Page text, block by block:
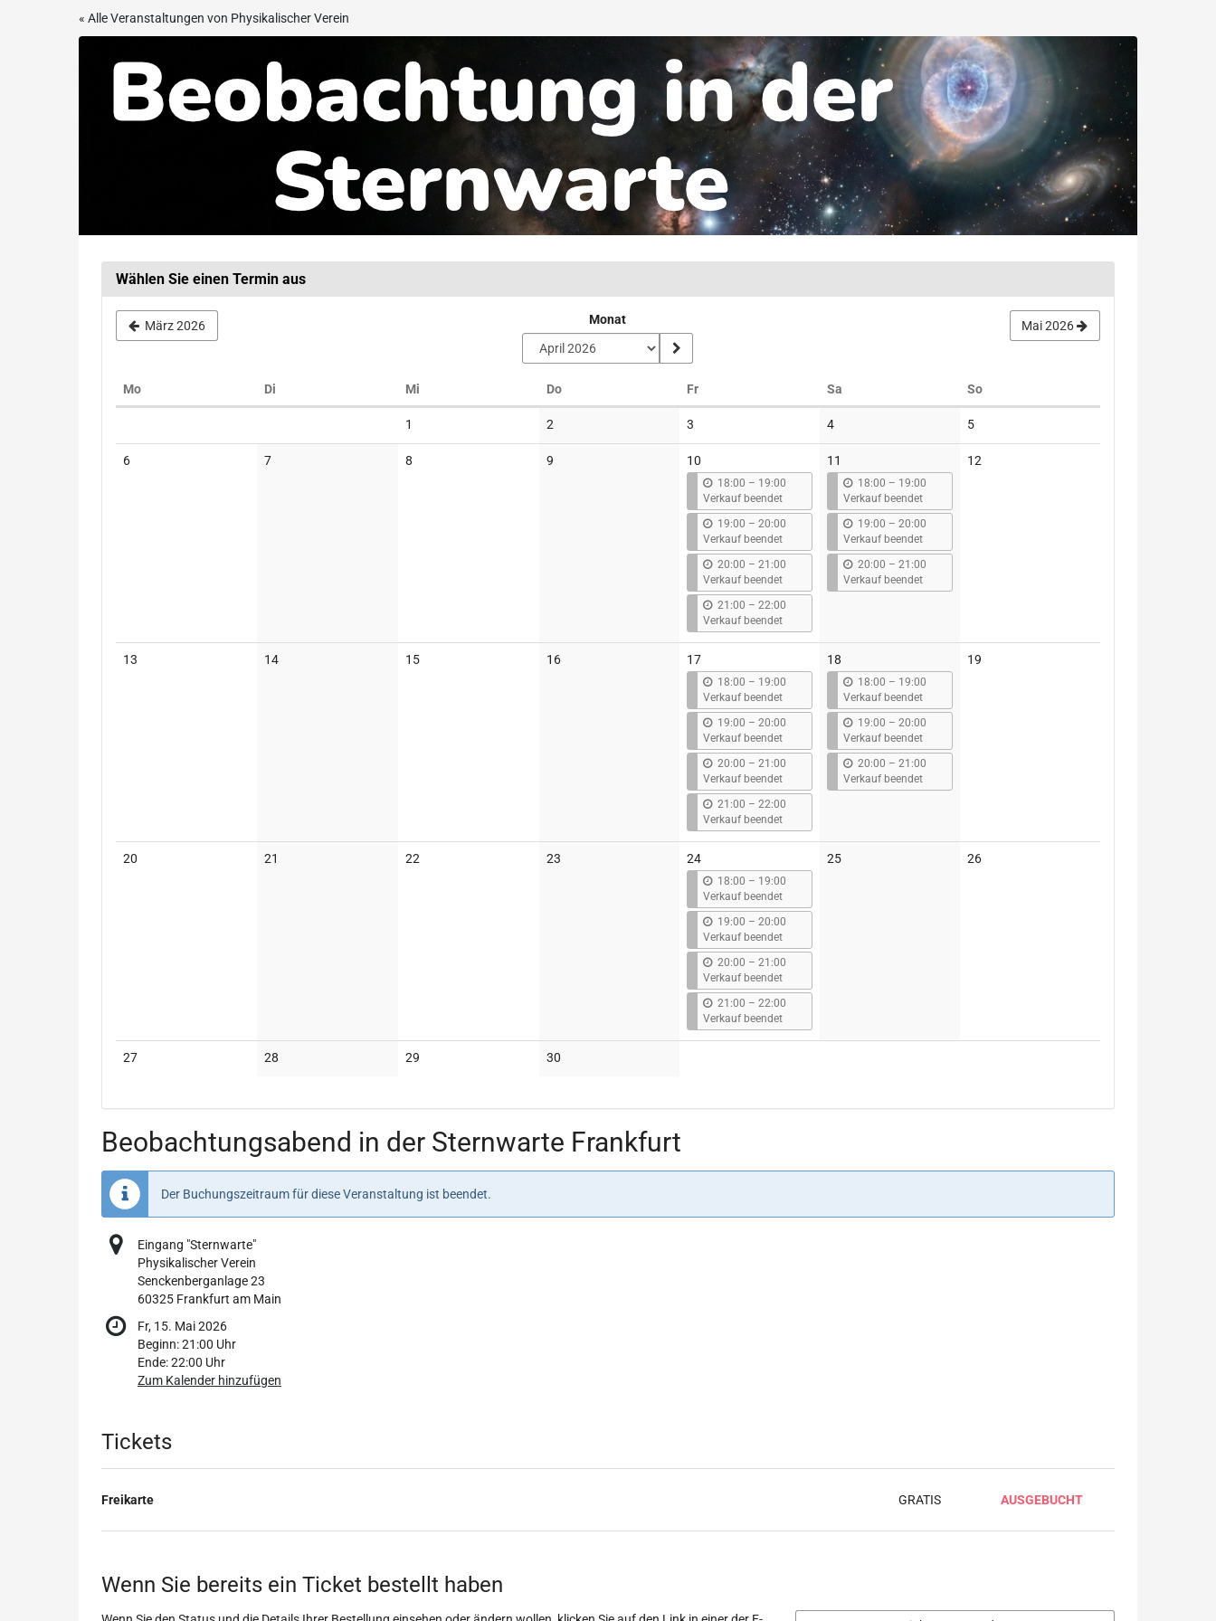
« Alle Veranstaltungen von Physikalischer Verein
Beobachtungsabend
der
Wählen Sie einen Termin aus
März 2026 Monat Mai 2026
MoMontag Di Mi DoDonnerstag FrFreitag Sa SoSonntag
1
Veranstaltungen
2
Veranstaltungen
3
Veranstaltungen
4Keine
Veranstaltungen
5Keine
Veranstaltungen
6Keine
7Keine
8 9 10
18:00 – b
i
s
19:00
Verkauf beendet
19:00 – b
i
s
20:00
Verkauf beendet
20:00 – b
i
s
21:00
Verkauf beendet
21:00 – b
i
s
22:00
Verkauf beendet
11
18:00 – b
i
s
19:00
Verkauf beendet
19:00 – b
i
s
20:00
Verkauf beendet
20:00 – b
i
s
21:00
Verkauf beendet
12
13 14Keine
15Keine
16Keine
17
18:00 – b
i
s
19:00
Verkauf beendet
19:00 – b
i
s
20:00
Verkauf beendet
20:00 – b
i
s
21:00
Verkauf beendet
21:00 – b
i
s
22:00
Verkauf beendet
18
18:00 – b
i
s
19:00
Verkauf beendet
19:00 – b
i
s
20:00
Verkauf beendet
20:00 – b
i
s
21:00
Verkauf beendet
19
20 21 22 23 24
18:00 – b
i
s
19:00
Verkauf beendet
19:00 – b
i
s
20:00
Verkauf beendet
20:00 – b
i
s
21:00
Verkauf beendet
21:00 – b
i
s
22:00
Verkauf beendet
25Keine
26Keine
27Keine
28 29 30
Beobachtungsabend in der Sternwarte Frankfurt
Der Buchungszeitraum für diese Veranstaltung ist beendet.
Eingang "Sternwarte"
Physikalischer Verein
Senckenberganlage 23
60325 Frankfurt am Main
Fr, 15. Mai 2026
Beginn:21:00 Uhr
Ende:22:00 Uhr
Zum Kalender hinzufügen
Produkte
Tickets
Freikarte GRATIS AUSGEBUCHT
Wenn Sie bereits ein Ticket bestellt haben